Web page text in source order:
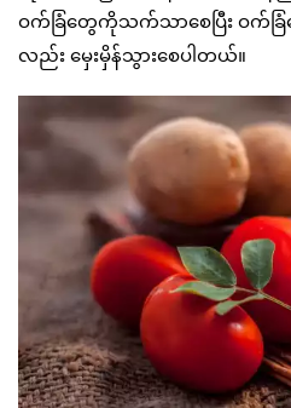
ဝက်ခြံတွေကိုသက်သာစေပြီး ဝက်ခ
လည်း မှေးမှိန်သွားစေပါတယ်။